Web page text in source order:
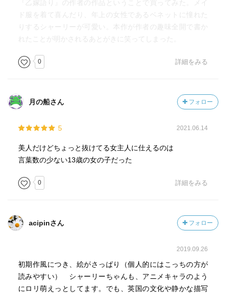
『乙嫁語り』の作者の作品ということで買ってみた。メイ
ド服を着て喜んだり、年上の女性であるベネットに憧れた
りするシャーリーが可愛い。本作が作者の趣味全開で書か
れたことが明かされるあとがきに笑ってしまった。
0 詳細をみる
月の船さん フォロー
5 2021.06.14
美人だけどちょっと抜けてる女主人に仕えるのは
言葉数の少ない13歳の女の子だった
0 詳細をみる
acipinさん フォロー
2019.09.26
初期作風につき、絵がさっぱり（個人的にはこっちの方が
読みやすい） シャーリーちゃんも、アニメキャラのよう
にロリ萌えっとしてます。でも、英国の文化や静かな描写